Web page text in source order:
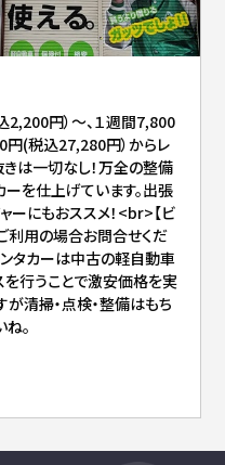
円）～、１週間7,800
円(税込27,280円）からレ
きは一切なし！万全の整備
ーを仕上げています。出張
ーにもおススメ！<br>【ビ
利用の場合お問合せくだ
ンタカーは中古の軽自動車
を行うことで激安価格を実
清掃・点検・整備はもち
。